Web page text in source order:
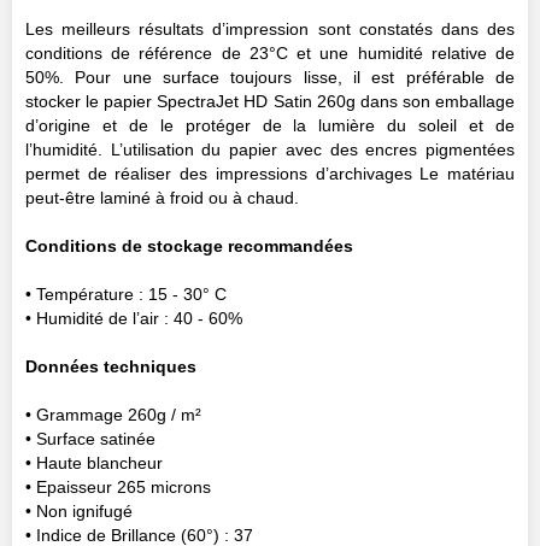
Les meilleurs résultats d’impression sont constatés dans des
conditions de référence de 23°C et une humidité relative de
50%. Pour une surface toujours lisse, il est préférable de
stocker le papier SpectraJet HD Satin 260g dans son emballage
d’origine et de le protéger de la lumière du soleil et de
l’humidité. L’utilisation du papier avec des encres pigmentées
permet de réaliser des impressions d’archivages Le matériau
peut-être laminé à froid ou à chaud.
Conditions de stockage recommandées
• Température : 15 - 30° C
• Humidité de l’air : 40 - 60%
Données techniques
• Grammage 260g / m²
• Surface satinée
• Haute blancheur
• Epaisseur 265 microns
• Non ignifugé
• Indice de Brillance (60°) : 37